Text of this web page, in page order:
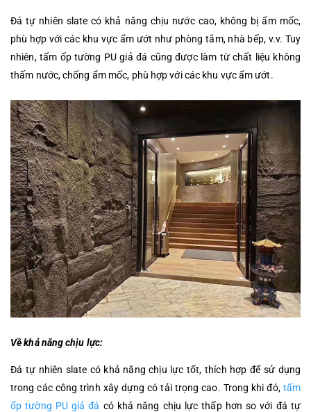
Đá tự nhiên slate có khả năng chịu nước cao, không bị ẩm mốc,
phù hợp với các khu vực ẩm ướt như phòng tắm, nhà bếp, v.v. Tuy
nhiên, tấm ốp tường PU giả đá cũng được làm từ chất liệu không
thấm nước, chống ẩm mốc, phù hợp với các khu vực ẩm ướt.
Về khả năng chịu lực:
Đá tự nhiên slate có khả năng chịu lực tốt, thích hợp để sử dụng
trong các công trình xây dựng có tải trọng cao. Trong khi đó, tấm
ốp tường PU giả đá có khả năng chịu lực thấp hơn so với đá tự